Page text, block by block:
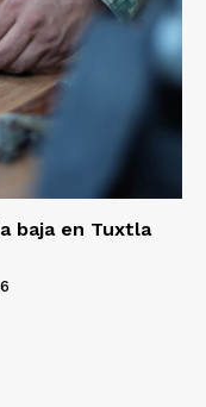
baja en Tuxtla